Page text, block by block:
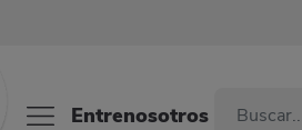
Entrenosotros